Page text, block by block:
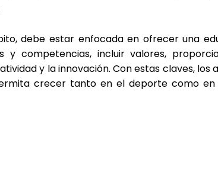
debe estar enfocada en ofrecer una
y competencias, incluir valores,
y la innovación. Con estas claves, los
crecer tanto en el deporte como en